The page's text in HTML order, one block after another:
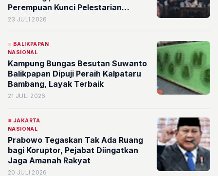
Perempuan Kunci Pelestarian
Lingkungan
23 JULI 2026
BALIKPAPAN
NASIONAL
Kampung Bungas Besutan Suwanto
Balikpapan Dipuji Peraih Kalpataru
Bambang, Layak Terbaik
21 JULI 2026
JAKARTA
NASIONAL
Prabowo Tegaskan Tak Ada Ruang
bagi Koruptor, Pejabat Diingatkan
Jaga Amanah Rakyat
20 JULI 2026